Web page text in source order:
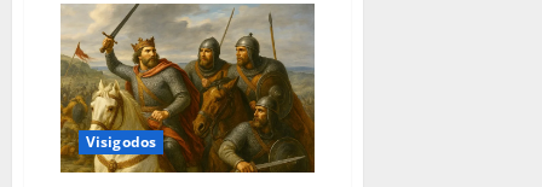
La
corona
de
Suintila
y
el
enigma
del
robo
de
Visigodos